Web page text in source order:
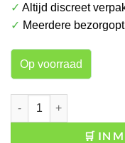
✓ Altijd discreet
✓ Meerdere
Op voorraad
Jolen Ontharingscreme
🛒 IN